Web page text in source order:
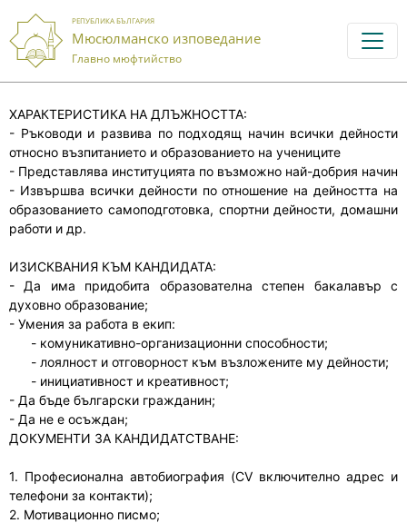
РЕПУБЛИКА БЪЛГАРИЯ
Мюсюлманско изповедание
Главно мюфтийство
ХАРАКТЕРИСТИКА НА ДЛЪЖНОСТТА:
- Ръководи и развива по подходящ начин всички дейности
относно възпитанието и образованието на учениците
- Представлява институцията по възможно най-добрия начин
- Извършва всички дейности по отношение на дейността на
образованието самоподготовка, спортни дейности, домашни
работи и др.
ИЗИСКВАНИЯ КЪМ КАНДИДАТА:
- Да има придобита образователна степен бакалавър с
духовно образование;
- Умения за работа в екип:
- комуникативно-организационни способности;
- лоялност и отговорност към възложените му дейности;
- инициативност и креативност;
- Да бъде български гражданин;
- Да не е осъждан;
ДОКУМЕНТИ ЗА КАНДИДАТСТВАНЕ:
1. Професионална автобиография (CV включително адрес и
телефони за контакти);
2. Мотивационно писмо;